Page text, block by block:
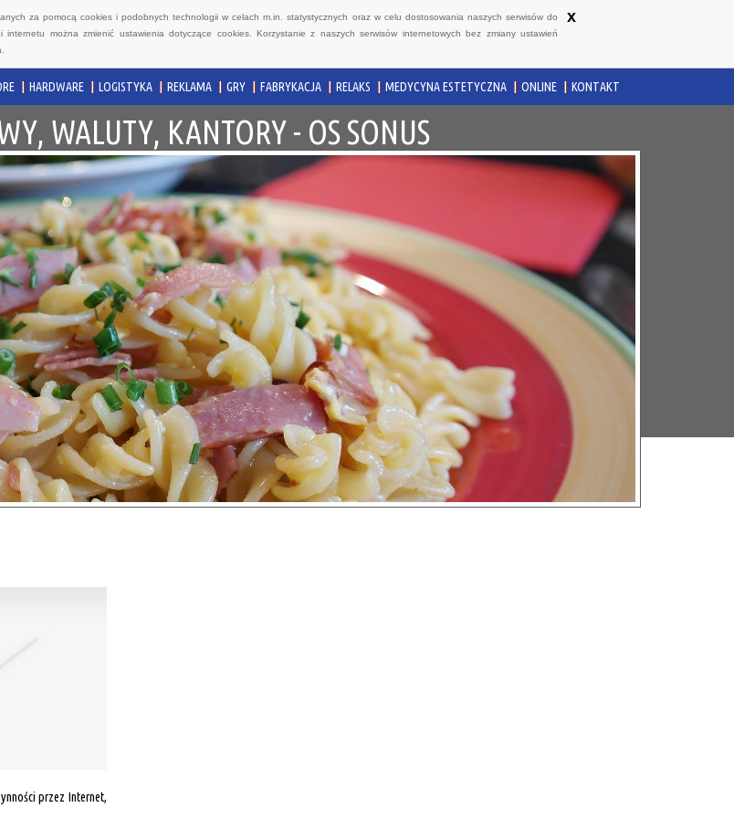
za pomocą cookies i podobnych technologii w celach m.in. statystycznych oraz w celu dostosowania naszych serwisów do
internetu można zmienić ustawienia dotyczące cookies. Korzystanie z naszych serwisów internetowych bez zmiany ustawień
x
HARDWARE LOGISTYKA REKLAMA GRY FABRYKACJA RELAKS MEDYCYNA ESTETYCZNA ONLINE KONTAKT
WALUTY, KANTORY - OS SONUS
przez Internet,